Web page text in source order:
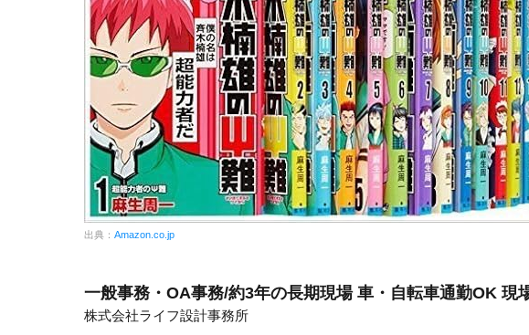
出典： Amazon.co.jp
一般事務・OA事務/約3年の長期現場 車・自転車通勤OK 現
株式会社ライフ設計事務所